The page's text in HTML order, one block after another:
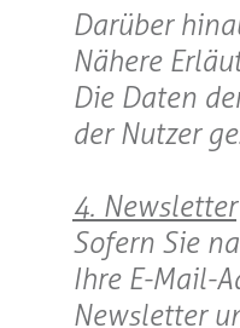
Darüber
Nähere
Die Daten
der Nutzer
4. Newsletter
Sofern Sie
Ihre E-Mail-
Newsletter